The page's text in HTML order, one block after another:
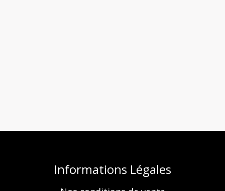
Informations Légales